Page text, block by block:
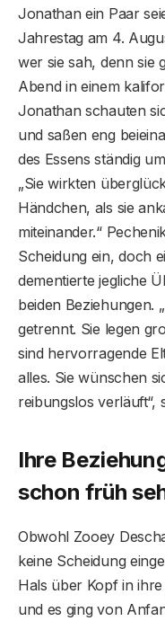
Jonathan ein Paar
Jahrestag am 4.
wer sie sah, denn sie
Abend in einem
Jonathan schauten
und saßen eng
des Essens ständig
„Sie wirkten
Händchen, als sie
miteinander.“
Scheidung ein, doch
dementierte jegliche
beiden Beziehungen.
getrennt. Sie legen
sind hervorragende
alles. Sie wünschen
reibungslos verläuft“,
Ihre
schon früh
Obwohl Zooey
keine Scheidung
Hals über Kopf in
und es ging von